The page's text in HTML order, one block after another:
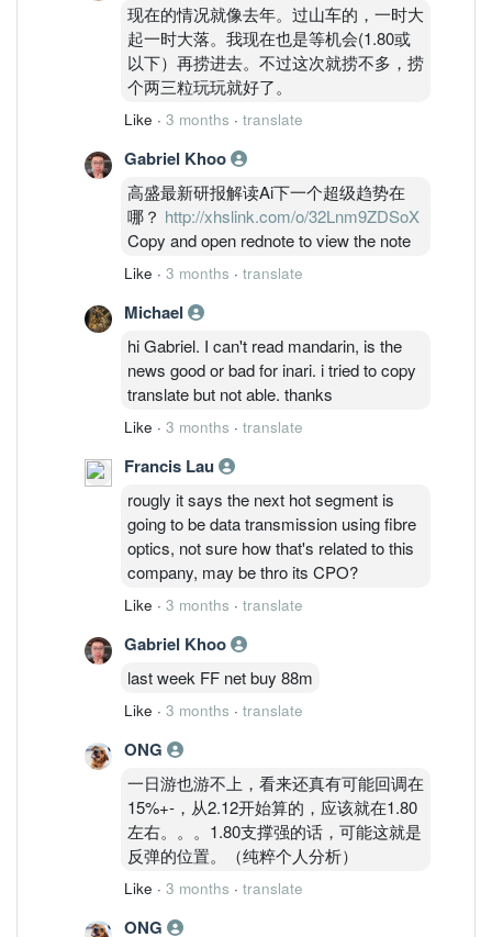
现在的情况就像去年。过山车的，一时大
起一时大落。我现在也是等机会(1.80或
以下）再捞进去。不过这次就捞不多，捞
个两三粒玩玩就好了。
Like · 3 months · translate
Gabriel Khoo
高盛最新研报解读Ai下一个超级趋势在
哪？ http://xhslink.com/o/32Lnm9ZDSoX
Copy and open rednote to view the note
Like · 3 months · translate
Michael
hi Gabriel. I can't read mandarin, is the
news good or bad for inari. i tried to copy
translate but not able. thanks
Like · 3 months · translate
Francis Lau
rougly it says the next hot segment is
going to be data transmission using fibre
optics, not sure how that's related to this
company, may be thro its CPO?
Like · 3 months · translate
Gabriel Khoo
last week FF net buy 88m
Like · 3 months · translate
ONG
一日游也游不上，看来还真有可能回调在
15%+-，从2.12开始算的，应该就在1.80
左右。。。1.80支撑强的话，可能这就是
反弹的位置。（纯粹个人分析）
Like · 3 months · translate
ONG